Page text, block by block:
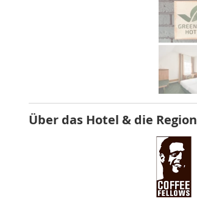
Über das Hotel & die Region